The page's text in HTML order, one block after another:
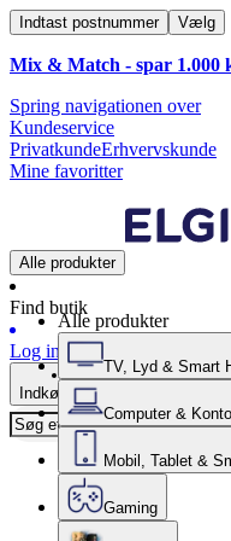
Indtast postnummer Vælg
Mix & Match - spar 1.000
Spring navigationen over
Kundeservice
PrivatkundeErhvervskunde
Mine favoritter
Alle produkter
Find butik
Log ind
Indkøbskurv
Alle produkter
TV, Lyd & Smart
Computer &
Mobil, Tablet &
Gaming